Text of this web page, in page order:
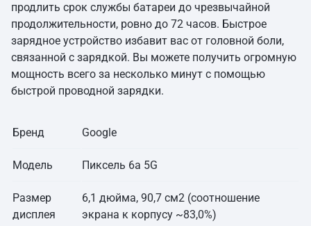
продлить срок службы батареи до чрезвычайной
продолжительности, ровно до 72 часов. Быстрое
зарядное устройство избавит вас от головной боли,
связанной с зарядкой. Вы можете получить огромную
мощность всего за несколько минут с помощью
быстрой проводной зарядки.
Бренд Google
Модель Пиксель 6а 5G
Размер
дисплея
6,1 дюйма, 90,7 см2 (соотношение
экрана к корпусу ~83,0%)